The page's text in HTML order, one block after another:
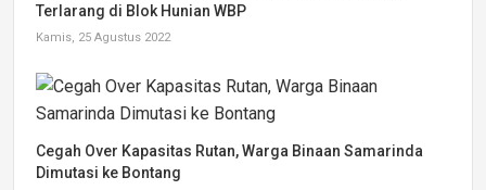
Terlarang di Blok Hunian WBP
Kamis, 25 Agustus 2022
Cegah Over Kapasitas Rutan, Warga Binaan Samarinda
Dimutasi ke Bontang